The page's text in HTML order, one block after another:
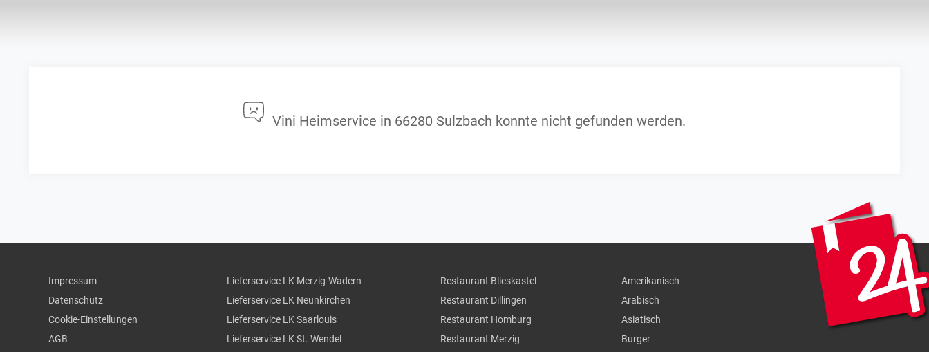
Vini Heimservice in 66280 Sulzbach konnte nicht gefunden werden.
Impressum
Datenschutz
Cookie-Einstellungen
AGB
Lieferservice LK Merzig-Wadern
Lieferservice LK Neunkirchen
Lieferservice LK Saarlouis
Lieferservice LK St. Wendel
Restaurant Blieskastel
Restaurant Dillingen
Restaurant Homburg
Restaurant Merzig
Amerikanisch
Arabisch
Asiatisch
Burger